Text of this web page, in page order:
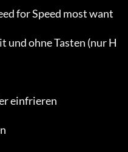
for Speed most want
und ohne Tasten (nur H
einfrieren